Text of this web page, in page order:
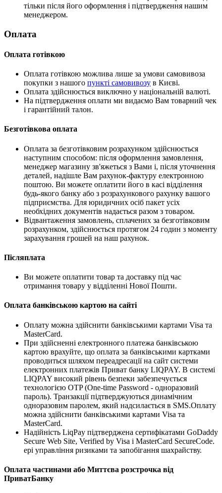
тільки після його оформлення і підтвердження нашим
менеджером.
Оплата
Оплата готівкою
Оплата готівкою можлива лише за умови самовивоза
покупки з нашого пункті самовивозу в Києві.
Оплата здійснюється виключно у національній валюті.
На підтвердження оплати ми видаємо Вам товарний чек
і гарантійний талон.
Безготівкова оплата
Оплата за безготівковим розрахунком здійснюється
наступним способом: після оформлення замовлення,
менеджер магазину зв'яжеться з Вами і, після уточнення
деталей, надішле Вам рахунок-фактуру електронною
поштою. Ви можете оплатити його в касі відділення
будь-якого банку або з розрахункового рахунку вашого
підприємства. Для юридичних осіб пакет усіх
необхідних документів надається разом з товаром.
Відвантаження замовлень, сплачених за безготівковим
розрахунком, здійснюється протягом 24 годин з моменту
зарахування грошей на наш рахунок.
Післяплата
Ви можете оплатити товар та доставку під час
отримання товару у відділенні Нової Пошти.
Оплата банківською картою на сайті
Оплату можна здійснити банківськими картами Visa та
MasterCard.
При здійсненні електронного платежа банківською
картою врахуйте, що оплата за банківськими картками
проводиться шляхом переадресації на сайт системи
електронних платежів Приват банку LIQPAY. В системі
LIQPAY високий рівень безпеки забезпечується
технологією OTP (One-time Password - одноразовий
пароль). Транзакції підтверджуються динамічним
одноразовим паролем, який надсилається в SMS.Оплату
можна здійснити банківськими картами Visa та
MasterCard.
Надійність LiqPay підтверджена сертифікатами GoDaddy
Secure Web Site, Verified by Visa і MasterCard SecureCode.
ері управління ризиками та запобігання шахрайству.
Оплата частинами або Миттєва розстрочка від
ПриватБанку